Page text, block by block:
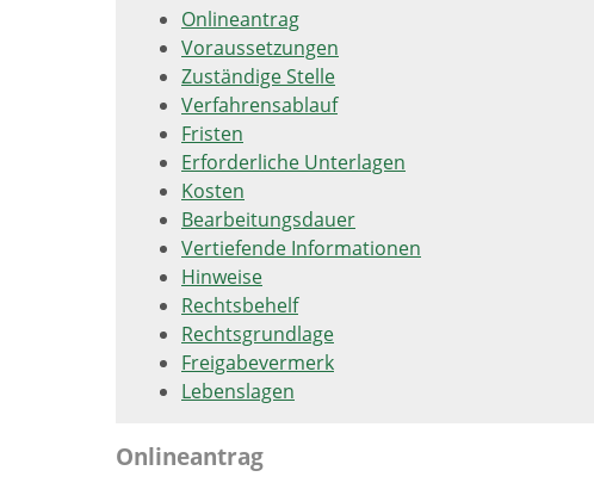
Onlineantrag
Voraussetzungen
Zuständige Stelle
Verfahrensablauf
Fristen
Erforderliche Unterlagen
Kosten
Bearbeitungsdauer
Vertiefende Informationen
Hinweise
Rechtsbehelf
Rechtsgrundlage
Freigabevermerk
Lebenslagen
Onlineantrag